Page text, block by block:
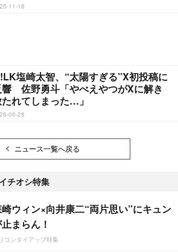
11-18
塩崎太智、“太陽すぎる”X初投稿に
響 佐野勇斗「やべえやつがXに解き
れてしまった…」
06-28
ニュース一覧へ戻る
チオシ特集
ウィン×向井康二“両片思い”にキュン
まらん！
コンタイアップ特集